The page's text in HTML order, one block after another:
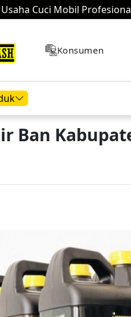
Cuci Mobil
Konsumen
Ban